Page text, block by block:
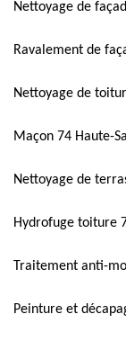
Nettoyage de
Ravalement de
Nettoyage de
Maçon 74 Haute-
Nettoyage de
Hydrofuge toiture
Traitement anti-
Peinture et